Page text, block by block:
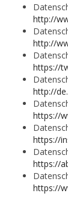
http://
http://
https://
http://
https://
https://
https://
https://